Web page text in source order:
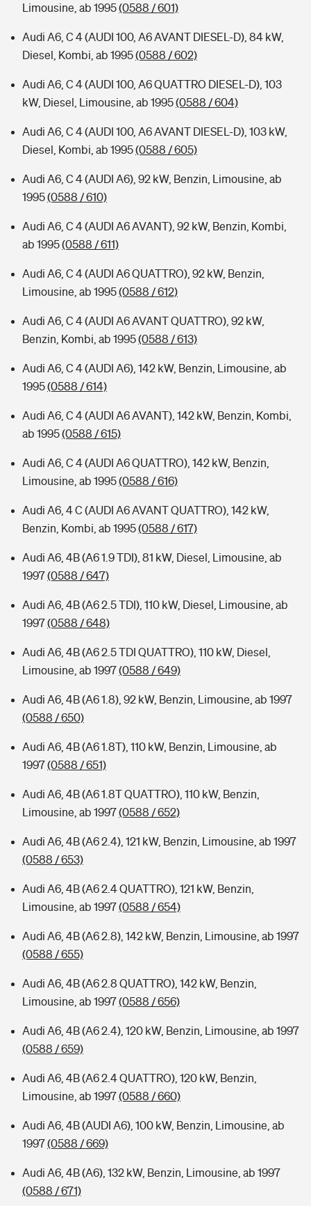
Limousine, ab 1995(0588 / 601)
Audi A6, C 4 (AUDI 100, A6 AVANT DIESEL-D), 84 kW,
Diesel, Kombi, ab 1995(0588 / 602)
Audi A6, C 4 (AUDI 100, A6 QUATTRO DIESEL-D), 103
kW, Diesel, Limousine, ab 1995(0588 / 604)
Audi A6, C 4 (AUDI 100, A6 AVANT DIESEL-D), 103 kW,
Diesel, Kombi, ab 1995(0588 / 605)
Audi A6, C 4 (AUDI A6), 92 kW, Benzin, Limousine, ab
1995(0588 / 610)
Audi A6, C 4 (AUDI A6 AVANT), 92 kW, Benzin, Kombi,
ab 1995(0588 / 611)
Audi A6, C 4 (AUDI A6 QUATTRO), 92 kW, Benzin,
Limousine, ab 1995(0588 / 612)
Audi A6, C 4 (AUDI A6 AVANT QUATTRO), 92 kW,
Benzin, Kombi, ab 1995(0588 / 613)
Audi A6, C 4 (AUDI A6), 142 kW, Benzin, Limousine, ab
1995(0588 / 614)
Audi A6, C 4 (AUDI A6 AVANT), 142 kW, Benzin, Kombi,
ab 1995(0588 / 615)
Audi A6, C 4 (AUDI A6 QUATTRO), 142 kW, Benzin,
Limousine, ab 1995(0588 / 616)
Audi A6, 4 C (AUDI A6 AVANT QUATTRO), 142 kW,
Benzin, Kombi, ab 1995(0588 / 617)
Audi A6, 4B (A6 1.9 TDI), 81 kW, Diesel, Limousine, ab
1997(0588 / 647)
Audi A6, 4B (A6 2.5 TDI), 110 kW, Diesel, Limousine, ab
1997(0588 / 648)
Audi A6, 4B (A6 2.5 TDI QUATTRO), 110 kW, Diesel,
Limousine, ab 1997(0588 / 649)
Audi A6, 4B (A6 1.8), 92 kW, Benzin, Limousine, ab 1997
(0588 / 650)
Audi A6, 4B (A6 1.8T), 110 kW, Benzin, Limousine, ab
1997(0588 / 651)
Audi A6, 4B (A6 1.8T QUATTRO), 110 kW, Benzin,
Limousine, ab 1997(0588 / 652)
Audi A6, 4B (A6 2.4), 121 kW, Benzin, Limousine, ab 1997
(0588 / 653)
Audi A6, 4B (A6 2.4 QUATTRO), 121 kW, Benzin,
Limousine, ab 1997(0588 / 654)
Audi A6, 4B (A6 2.8), 142 kW, Benzin, Limousine, ab 1997
(0588 / 655)
Audi A6, 4B (A6 2.8 QUATTRO), 142 kW, Benzin,
Limousine, ab 1997(0588 / 656)
Audi A6, 4B (A6 2.4), 120 kW, Benzin, Limousine, ab 1997
(0588 / 659)
Audi A6, 4B (A6 2.4 QUATTRO), 120 kW, Benzin,
Limousine, ab 1997(0588 / 660)
Audi A6, 4B (AUDI A6), 100 kW, Benzin, Limousine, ab
1997(0588 / 669)
Audi A6, 4B (A6), 132 kW, Benzin, Limousine, ab 1997
(0588 / 671)